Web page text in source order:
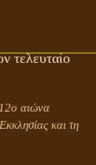
τελευταίο
αιώνα
και τη